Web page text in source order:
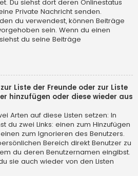
Du siehst dort deren Onlinestatus
Private Nachricht senden.
du verwendest, können Beiträge
sein. Wenn du einen
du seine Beiträge
Liste der Freunde oder zur Liste
hinzufügen oder diese wieder aus
Arten auf diese Listen setzen: In
du zwei Links: einen zum Hinzufügen
zum Ignorieren des Benutzers.
Bereich direkt Benutzer zu
du deren Benutzernamen eingibst.
sie auch wieder von den Listen